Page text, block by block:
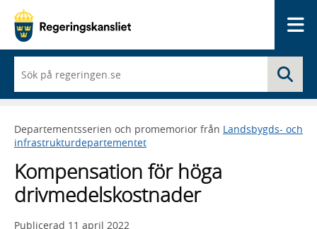
du
börjar
skriva
framträder
en
med
sökförslag
Departementsserien och promemorior från Landsbygds- och
infrastrukturdepartementet
Kompensation för höga
drivmedelskostnader
Publicerad 11 april 2022